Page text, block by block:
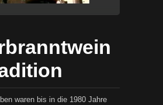
waren bis in die 1980 Jahre